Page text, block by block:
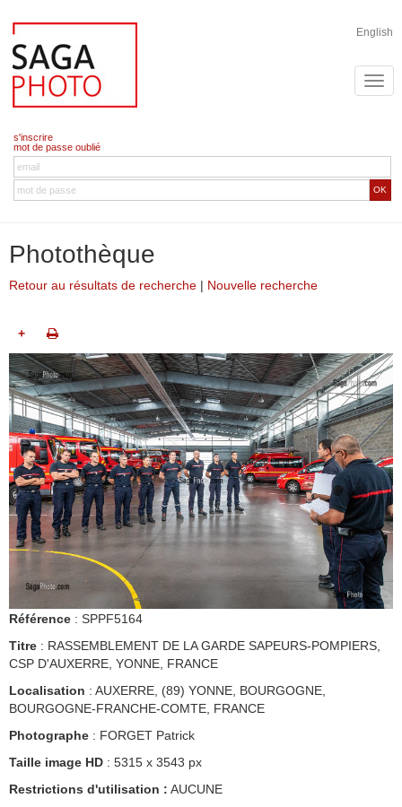
English
s'inscrire
mot de passe oublié
OK
Photothèque
Retour au résultats de recherche | Nouvelle recherche
+
Référence : SPPF5164
Titre : RASSEMBLEMENT DE LA GARDE SAPEURS-POMPIERS,
CSP D'AUXERRE, YONNE, FRANCE
Localisation : AUXERRE, (89) YONNE, BOURGOGNE,
BOURGOGNE-FRANCHE-COMTE, FRANCE
Photographe : FORGET Patrick
Taille image HD : 5315 x 3543 px
Restrictions d'utilisation : AUCUNE